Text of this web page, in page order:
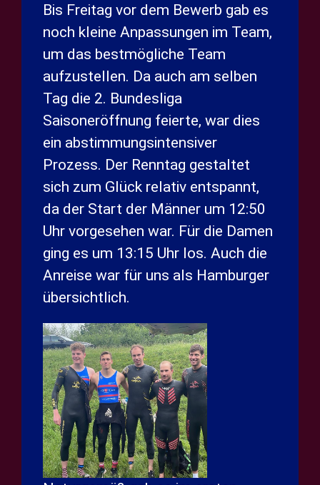
Bis Freitag vor dem Bewerb gab es
noch kleine Anpassungen im Team,
um das bestmögliche Team
aufzustellen. Da auch am selben
Tag die 2. Bundesliga
Saisoneröffnung feierte, war dies
ein abstimmungsintensiver
Prozess. Der Renntag gestaltet
sich zum Glück relativ entspannt,
da der Start der Männer um 12:50
Uhr vorgesehen war. Für die Damen
ging es um 13:15 Uhr los. Auch die
Anreise war für uns als Hamburger
übersichtlich.